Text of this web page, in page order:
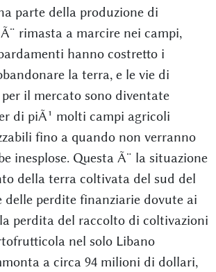
parte della produzione di
rimasta a marcire nei campi,
hanno costretto i
la terra, e le vie di
il mercato sono diventate
di piÃ¹ molti campi agricoli
fino a quando non verranno
inesplose. Questa Ã¨ la situazione
della terra coltivata del sud del
delle perdite finanziarie dovute ai
perdita del raccolto di coltivazioni
nel solo Libano
a circa 94 milioni di dollari,